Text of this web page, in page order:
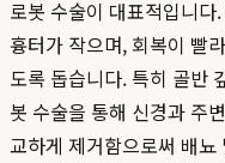
로봇 수술이 대표적입니
흉터가 작으며, 회복이 빨
도록 돕습니다. 특히 골반
봇 수술을 통해 신경과 주
교하게 제거함으로써 배